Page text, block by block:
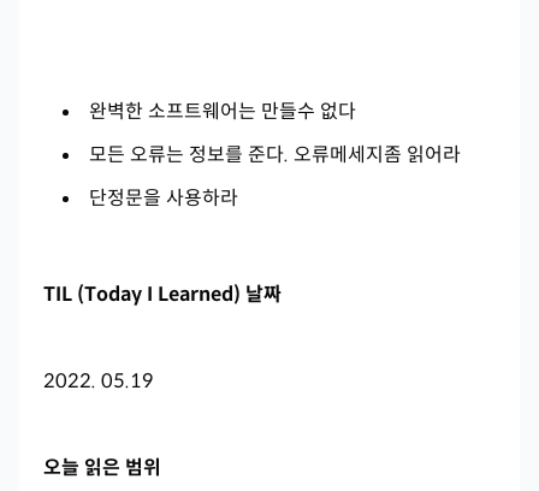
완벽한 소프트웨어는 만들수 없다
모든 오류는 정보를 준다. 오류메세지좀 읽어라
단정문을 사용하라
TIL (Today I Learned) 날짜
2022. 05.19
오늘 읽은 범위